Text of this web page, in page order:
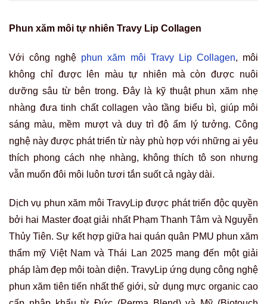
Phun xăm môi tự nhiên Travy Lip Collagen
Với công nghệ phun xăm môi Travy Lip Collagen, môi
không chỉ được lên màu tự nhiên mà còn được nuôi
dưỡng sâu từ bên trong. Đây là kỹ thuật phun xăm nhẹ
nhàng đưa tinh chất collagen vào tầng biểu bì, giúp môi
sáng màu, mềm mượt và duy trì độ ẩm lý tưởng. Công
nghệ này được phát triển từ này phù hợp với những ai yêu
thích phong cách nhẹ nhàng, không thích tô son nhưng
vẫn muốn đôi môi luôn tươi tắn suốt cả ngày dài.
Dịch vụ phun xăm môi TravyLip được phát triển độc quyền
bởi hai Master đoạt giải nhất Phạm Thanh Tâm và Nguyễn
Thủy Tiên. Sự kết hợp giữa hai quán quân PMU phun xăm
thẩm mỹ Việt Nam và Thái Lan 2025 mang đến một giải
pháp làm đẹp môi toàn diện. TravyLip ứng dụng công nghệ
phun xăm tiên tiến nhất thế giới, sử dụng mực organic cao